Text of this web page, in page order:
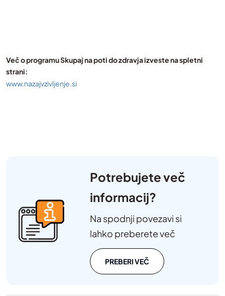
Več o programu Skupaj na poti do zdravja izveste na spletni
strani:
www.nazajvzivljenje.si
Potrebujete več
informacij?
Na spodnji povezavi si
lahko preberete več
PREBERI VEČ